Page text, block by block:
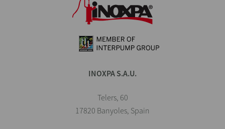
INOXPA S.A.U.
Telers, 60
17820 Banyoles, Spain